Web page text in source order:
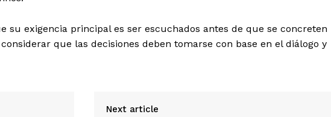
SUBSCRIBE NOW
su exigencia principal es ser escuchados antes de que se concreten
que las decisiones deben tomarse con base en el diálogo y
Next article